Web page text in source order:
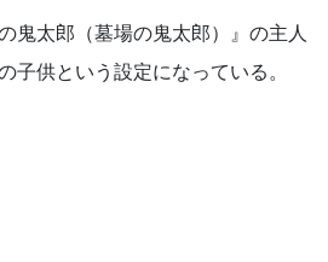
鬼太郎（墓場の鬼太郎）』の主人
子供という設定になっている。